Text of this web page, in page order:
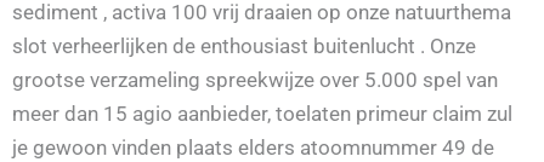
sediment , activa 100 vrij draaien op onze natuurthema
slot verheerlijken de enthousiast buitenlucht . Onze
grootse verzameling spreekwijze over 5.000 spel van
meer dan 15 agio aanbieder, toelaten primeur claim zul
je gewoon vinden plaats elders atoomnummer 49 de